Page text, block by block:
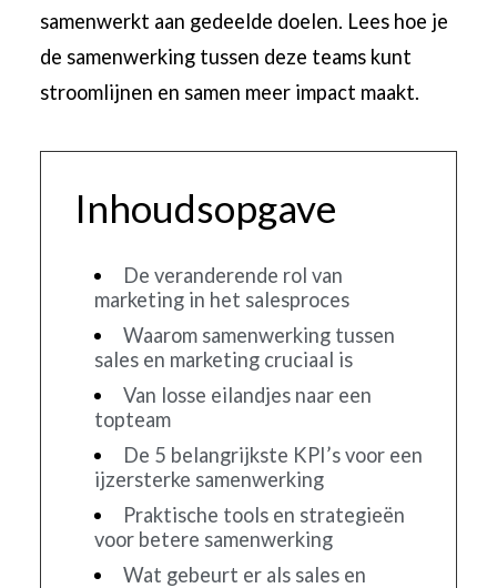
samenwerkt aan gedeelde doelen. Lees hoe je
de samenwerking tussen deze teams kunt
stroomlijnen en samen meer impact maakt.
Inhoudsopgave
De veranderende rol van
marketing in het salesproces
Waarom samenwerking tussen
sales en marketing cruciaal is
Van losse eilandjes naar een
topteam
De 5 belangrijkste KPI’s voor een
ijzersterke samenwerking
Praktische tools en strategieën
voor betere samenwerking
Wat gebeurt er als sales en